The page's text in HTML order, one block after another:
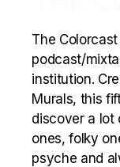
The
podcast/
institution.
Murals, this
discover a lot
ones, folky
psyche and